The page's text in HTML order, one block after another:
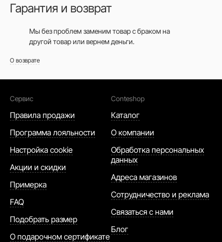
Гарантия и возврат
Мы без проблем заменим товар с браком на
другой товар или вернем деньги.
О возврате
Сервис
Правила продажи
Программа лояльности
Настройка cookie
Акции и скидки
Примерка
FAQ
Подобрать размер
О подарочном сертификате
Conteshop
Каталог
О компании
Обработка персональных
данных
Адреса магазинов
Сотрудничество и реклама
Связаться с нами
Блог